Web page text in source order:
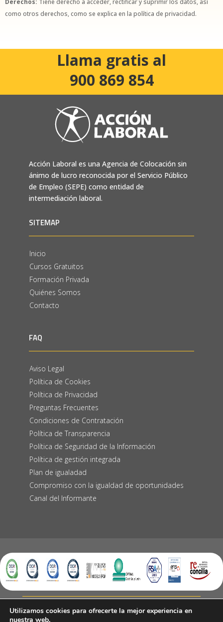
como otros derechos, como se explica en la política de privacidad.
Llama gratis al
900 869 854
Acción Laboral es una Agencia de Colocación sin
ánimo de lucro reconocida por el Servicio Público
de Empleo (SEPE) como entidad de
intermediación laboral.
SITEMAP
Inicio
Cursos Gratuitos
Formación Privada
Quiénes Somos
Contacto
FAQ
Aviso Legal
Política de Cookies
Política de Privacidad
Preguntas Frecuentes
Condiciones de Contratación
Política de Transparencia
Política de Seguridad de la Información
Política de gestión integrada
Plan de igualadad
Compromiso con la igualdad de oportunidades
Canal del Informante
Utilizamos cookies para ofrecerte la mejor experiencia en
nuestra web.